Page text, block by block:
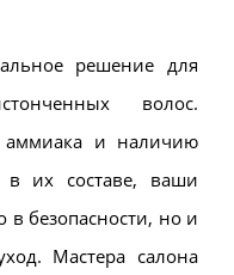
решение для
волос.
аммиака и наличию
в их составе, ваши
в безопасности, но и
Мастера салона